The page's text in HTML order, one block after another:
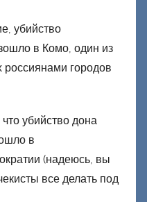
убийство
в Комо, один из
городов
убийство дона
в
(надеюсь, вы
все делать под